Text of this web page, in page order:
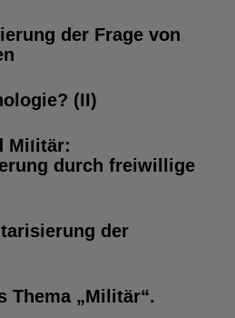
der Frage von
(II)
Militär:
durch freiwillige
der
Thema „Militär“.